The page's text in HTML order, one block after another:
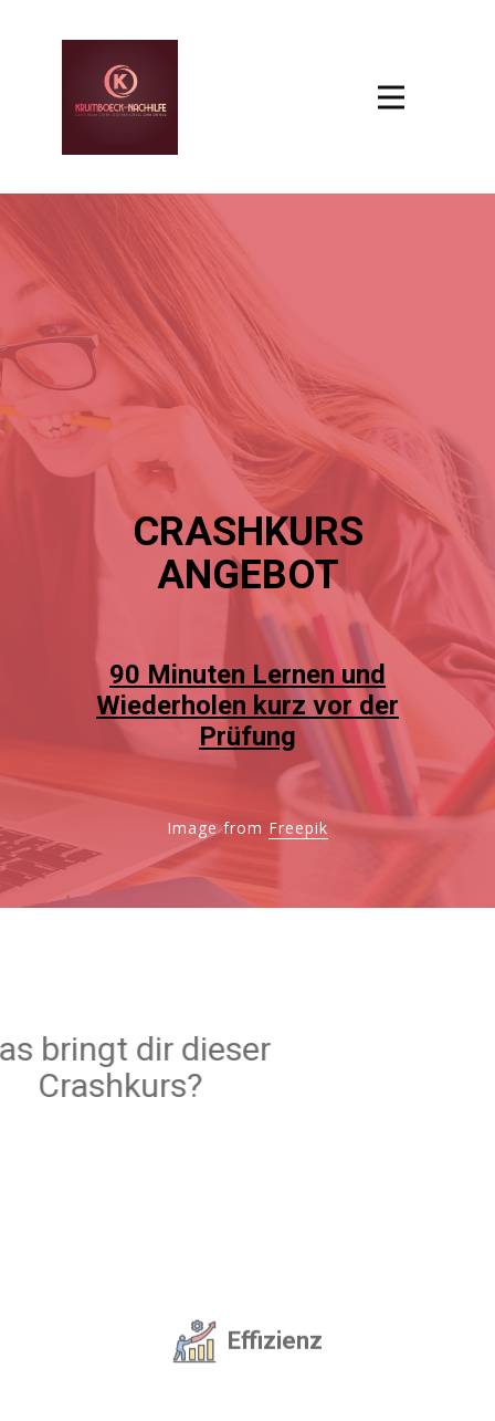
CRA​SHKURS
ANGEBOT
90 Minuten Lernen und
Wiederholen kurz vor der
Prüfung
Image from Freepik
Was bringt dir dieser
Crashkurs?